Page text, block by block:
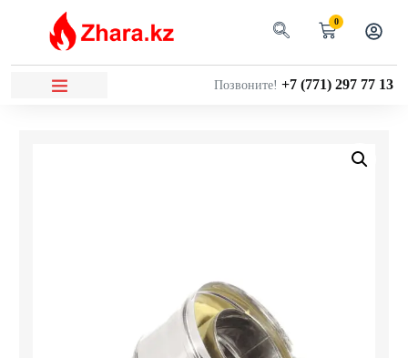
0
Позвоните! +7 (771) 297 77 13